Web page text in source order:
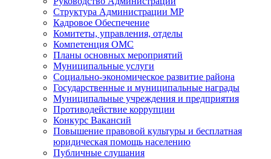
Структура Администрации МР
Кадровое Обеспечение
Комитеты, управления, отделы
Компетенция ОМС
Планы основных мероприятий
Муниципальные услуги
Социально-экономическое развитие района
Государственные и муниципальные награды
Муниципальные учреждения и предприятия
Противодействие коррупции
Конкурс Вакансий
Повышение правовой культуры и бесплатная
юридическая помощь населению
Публичные слушания